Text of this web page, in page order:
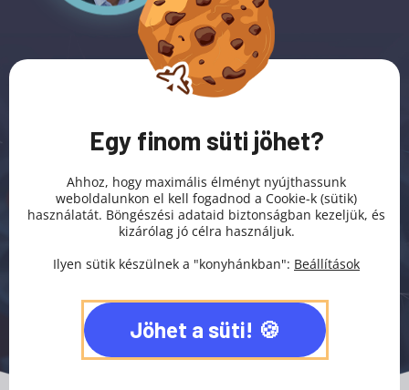
Egy finom süti jöhet?
Ahhoz, hogy maximális élményt nyújthassunk
weboldalunkon el kell fogadnod a Cookie-k (sütik)
használatát. Böngészési adataid biztonságban kezeljük, és
kizárólag jó célra használjuk.
Ilyen sütik készülnek a "konyhánkban": Beállítások
Jöhet a süti!